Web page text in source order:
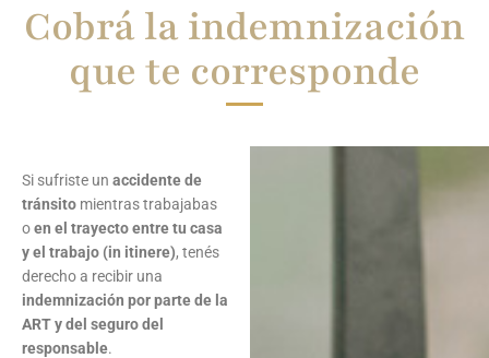
Cobrá la indemnización
que te corresponde
Si sufriste un accidente de
tránsito mientras trabajabas
oen el trayecto entre tu casa
y el trabajo (in itinere), tenés
derecho a recibir una
indemnización por parte de la
ART y del seguro del
responsable.